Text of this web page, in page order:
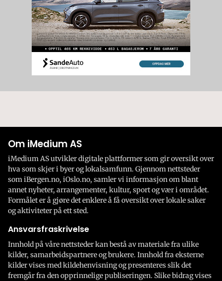
Om iMedium AS
iMedium AS utvikler digitale plattformer som gir oversikt over
hva som skjer i byer og lokalsamfunn. Gjennom nettsteder
som iBergen.no, iOslo.no, samler vi informasjon om blant
annet nyheter, arrangementer, kultur, sport og vær i området.
Formålet er å gjøre det enklere å få oversikt over lokale saker
og aktiviteter på ett sted.
Ansvarsfraskrivelse
Innhold på våre nettsteder kan bestå av materiale fra ulike
kilder, samarbeidspartnere og brukere. Innhold fra eksterne
kilder vises med kildehenvisning og presenteres slik det
fremgår fra den opprinnelige publiseringen. Slike bidrag vises